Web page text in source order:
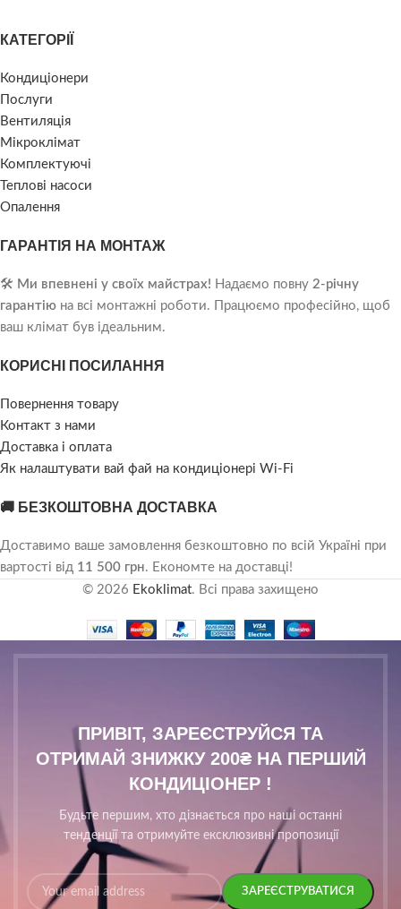
КАТЕГОРІЇ
Кондиціонери
Послуги
Вентиляція
Мікроклімат
Комплектуючі
Теплові насоси
Опалення
ГАРАНТІЯ НА МОНТАЖ
🛠️ Ми впевнені у своїх майстрах! Надаємо повну 2-річну
гарантію на всі монтажні роботи. Працюємо професійно, щоб
ваш клімат був ідеальним.
КОРИСНІ ПОСИЛАННЯ
Повернення товару
Контакт з нами
Доставка і оплата
Як налаштувати вай фай на кондиціонері Wi-Fi
🚚 БЕЗКОШТОВНА ДОСТАВКА
Доставимо ваше замовлення безкоштовно по всій Україні при
вартості від 11 500 грн. Економте на доставці!
© 2026 Ekoklimat. Всі права захищено
ПРИВІТ, ЗАРЕЄСТРУЙСЯ ТА
ОТРИМАЙ ЗНИЖКУ 200₴ НА ПЕРШИЙ
КОНДИЦІОНЕР !
Будьте першим, хто дізнається про наші останні
тенденції та отримуйте ексклюзивні пропозиції